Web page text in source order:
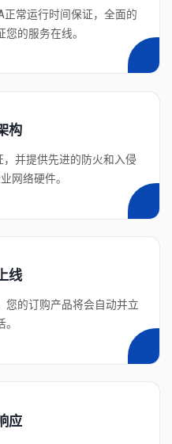
常运行时间保证，全面的
的服务在线。
构
并提供先进的防火和入侵
网络硬件。
线
您的订购产品将会自动并立
。
应